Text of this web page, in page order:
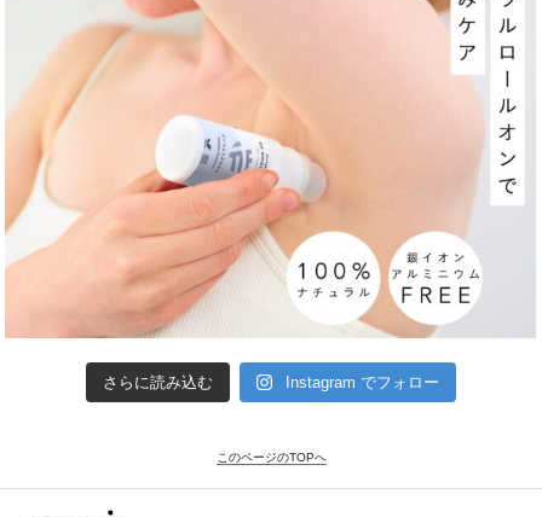
さらに読み込む Instagram でフォロー
このページのTOPへ